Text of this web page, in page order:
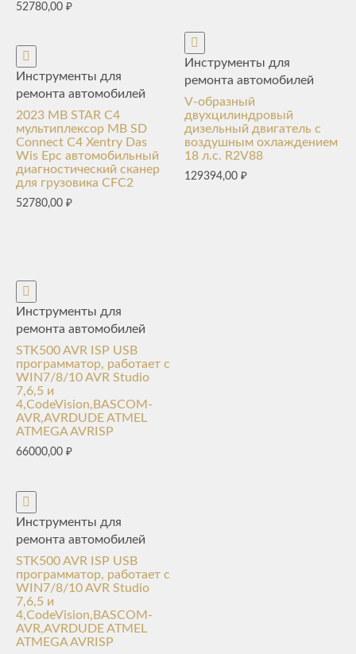
52780,00 ₽
Инструменты для
ремонта автомобилей
2023 MB STAR C4
мультиплексор MB SD
Connect C4 Xentry Das
Wis Epc автомобильный
диагностический сканер
для грузовика CFC2
52780,00 ₽
Инструменты для
ремонта автомобилей
V-образный
двухцилиндровый
дизельный двигатель с
воздушным охлаждением
18 л.с. R2V88
129394,00₽
Инструменты для
ремонта автомобилей
STK500 AVR ISP USB
программатор, работает с
WIN7/8/10 AVR Studio
7,6,5 и
4,CodeVision,BASCOM-
AVR,AVRDUDE ATMEL
ATMEGA AVRISP
66000,00 ₽
Инструменты для
ремонта автомобилей
STK500 AVR ISP USB
программатор, работает с
WIN7/8/10 AVR Studio
7,6,5 и
4,CodeVision,BASCOM-
AVR,AVRDUDE ATMEL
ATMEGA AVRISP